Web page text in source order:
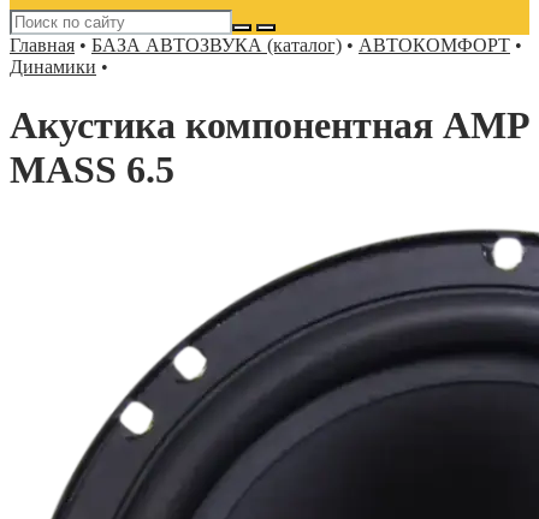
Главная • БАЗА АВТОЗВУКА (каталог) • АВТОКОМФОРТ •
Динамики •
Акустика компонентная AMP
MASS 6.5